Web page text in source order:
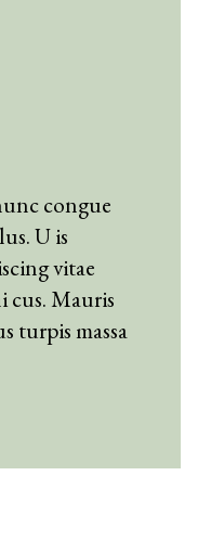
congue
U is
vitae
cus. Mauris
turpis massa